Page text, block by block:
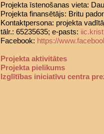
Projekta īstenošanas vieta:
Projekta finansētājs: Britu
Kontaktpersona: projekta
tālr.: 65235635; e-pasts:
Facebook: https://
Projekta aktivitātes
Projekta pielikums
Izglītības iniciatīvu centra